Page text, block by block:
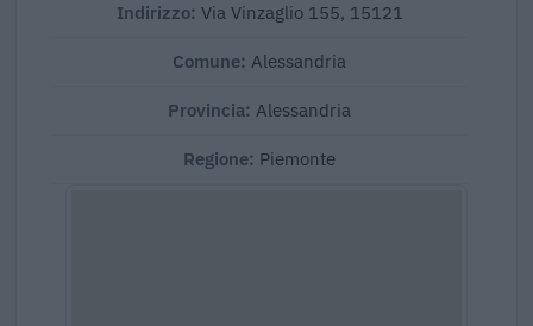
Indirizzo: Via Vinzaglio 155, 15121
Comune: Alessandria
Provincia: Alessandria
Regione: Piemonte